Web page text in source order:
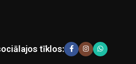
Kuri daudzu gadu nepārtrauktā
izstrādājumu izskatu, ilgu
laiku.
tīklos: